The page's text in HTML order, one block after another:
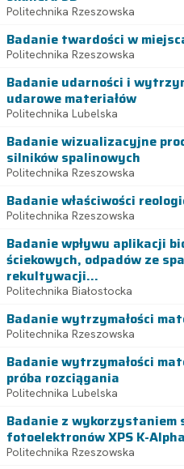
Politechnika Rzeszowska
Badanie twardości w
Politechnika Rzeszowska
Badanie udarności i
udarowe materiałów
Politechnika Lubelska
Badanie wizualizacyjne
silników spalinowych
Politechnika Rzeszowska
Badanie właściwości
Politechnika Rzeszowska
Badanie wpływu aplikacji
ściekowych, odpadów ze
rekultywacji...
Politechnika Białostocka
Badanie wytrzymałości
Politechnika Rzeszowska
Badanie wytrzymałości
próba rozciągania
Politechnika Lubelska
Badanie z wykorzystaniem
fotoelektronów XPS K-Alpha
Politechnika Rzeszowska